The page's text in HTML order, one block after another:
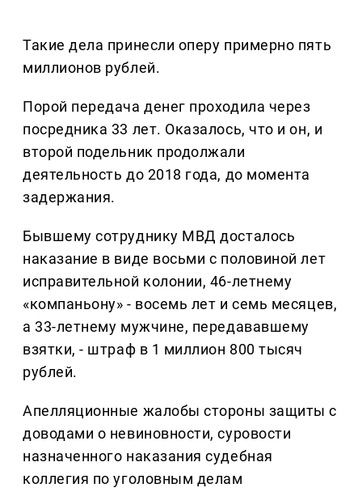
Такие дела принесли оперу примерно пять
миллионов рублей.
Порой передача денег проходила через
посредника 33 лет. Оказалось, что и он, и
второй подельник продолжали
деятельность до 2018 года, до момента
задержания.
Бывшему сотруднику МВД досталось
наказание в виде восьми с половиной лет
исправительной колонии, 46-летнему
«компаньону» - восемь лет и семь месяцев,
а 33-летнему мужчине, передававшему
взятки, - штраф в 1 миллион 800 тысяч
рублей.
Апелляционные жалобы стороны защиты с
доводами о невиновности, суровости
назначенного наказания судебная
коллегия по уголовным делам